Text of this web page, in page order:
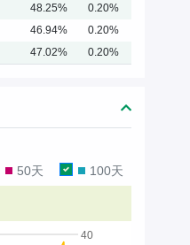
48.25%
0.20%
46.94%
0.20%
47.02% 0.20%
50天 100天
40